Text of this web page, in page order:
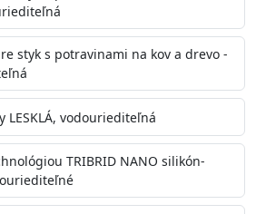
obaloch medzi 5°C až
styk s potravinami na kov a drevo -
LESKLÁ, vodouriediteľná
TRIBRID NANO silikón-